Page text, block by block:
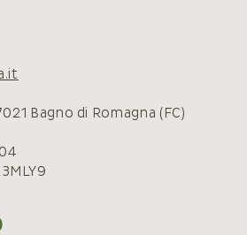
Bagno di Romagna (FC)